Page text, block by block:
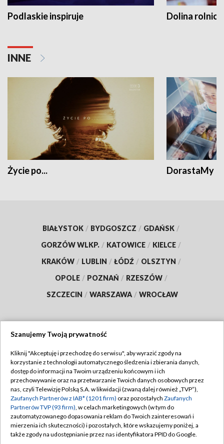
Podlaskie inspiruje Dolina
INNE
Życie po... DorastaMy
BIAŁYSTOK / BYDGOSZCZ / GDAŃSK /
GORZÓW WLKP. / KATOWICE / KIELCE /
KRAKÓW / LUBLIN / ŁÓDŹ / OLSZTYN /
OPOLE / POZNAŃ / RZESZÓW /
SZCZECIN / WARSZAWA / WROCŁAW
TVP
Abonament TVP
Emisja w TVP
Centrum informacji TVP
Naziemna Telewizja Cyfrowa
Regulamin TVP
Polityka prywatności
Moje zgody
Pomoc
Szanujemy Twoją prywatność
Kliknij "Akceptuję i przechodzę do serwisu", aby wyrazić zgody na
korzystanie z technologii automatycznego śledzenia i zbierania danych,
dostęp do informacji na Twoim urządzeniu końcowym i ich
przechowywanie oraz na przetwarzanie Twoich danych osobowych przez
nas, czyli Telewizję Polską S.A. w likwidacji (zwaną dalej również „TVP”),
Zaufanych Partnerów z IAB* (1201 firm) oraz pozostałych Zaufanych
Partnerów TVP (93 firm), w celach marketingowych (w tym do
zautomatyzowanego dopasowania reklam do Twoich zainteresowań i
mierzenia ich skuteczności) i pozostałych, które wskazujemy poniżej, a
także zgody na udostępnianie przez nas identyfikatora PPID do Google.